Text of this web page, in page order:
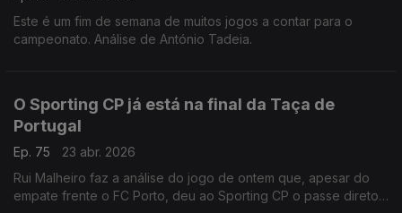
Este é um fim de semana de muitos jogos a contar para o
campeonato. Análise de António Tadeia.
O Sporting CP já está na final da Taça de
Portugal
Ep. 75
23 abr. 2026
Rui Malheiro faz a análise do jogo de ontem que, apesar do
empate frente o FC Porto, deu ao Sporting CP o passe direto